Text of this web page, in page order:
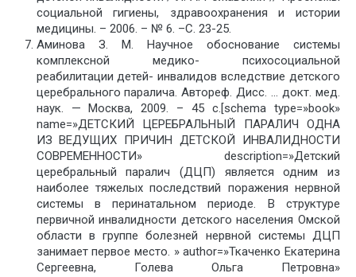
социальной гигиены, здравоохранения и истории
медицины. – 2006. – № 6. –C. 23-25.
Аминова З. М. Научное обоснование системы
комплексной медико- психосоциальной
реабилитации детей- инвалидов вследствие детского
церебрального паралича. Автореф. Дисс. … докт. мед.
наук. — Москва, 2009. – 45 с.[schema type=»book»
name=»ДЕТСКИЙ ЦЕРЕБРАЛЬНЫЙ ПАРАЛИЧ ОДНА
ИЗ ВЕДУЩИХ ПРИЧИН ДЕТСКОЙ ИНВАЛИДНОСТИ
СОВРЕМЕННОСТИ» description=»Детский
церебральный паралич (ДЦП) является одним из
наиболее тяжелых последствий поражения нервной
системы в перинатальном периоде. В структуре
первичной инвалидности детского населения Омской
области в группе болезней нервной системы ДЦП
занимает первое место. » author=»Ткаченко Екатерина
Сергеевна, Голева Ольга Петровна»